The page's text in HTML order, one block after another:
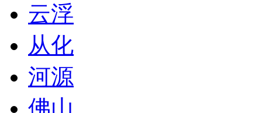
云浮
从化
河源